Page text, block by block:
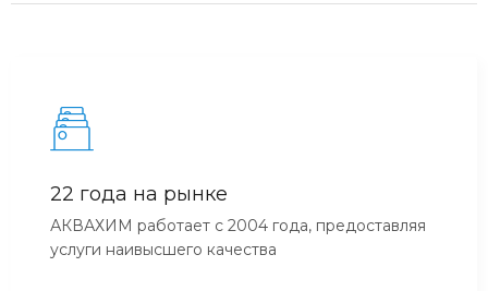
22 года на рынке
АКВАХИМ работает с 2004 года, предоставляя
услуги наивысшего качества